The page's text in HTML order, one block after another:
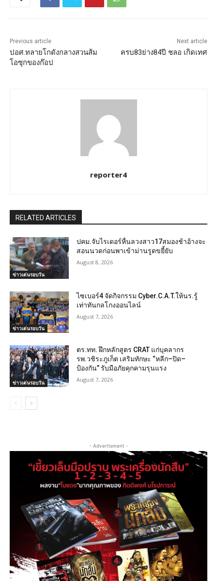
Previous article
ปอศ.ทลายโกดังกลางสวนส้ม
โอซุกของก๊อป
Next article
ครบ83ย่าง84ปี ชลอ เกิดเทศ
reporter4
RELATED ARTICLES
ข่าวเด่นรอบวัน
ปคม.จับไรเดอร์หื่นลวงสาว17สมองช้าอ้างจะ
สอนนวดก่อนพาเข้าม่านรูดขยี้ยับ
August 8, 2026
ข่าวเด่นรอบวัน
ไซเบอร์4 จัดกิจกรรม Cyber.C.A.T.ให้นร.รู้
เท่าทันกลโกงออนไลน์
August 7, 2026
ข่าวเด่นรอบวัน
ตร.ทท. ฝึกหลักสูตร CRAT แก่บุคลากร
รพ.วชิระภูเก็ต เสริมทักษะ “หลีก–ปิด–
ป้องกัน” รับมือภัยคุกคามรุนแรง
August 7, 2026
- Advertisment -